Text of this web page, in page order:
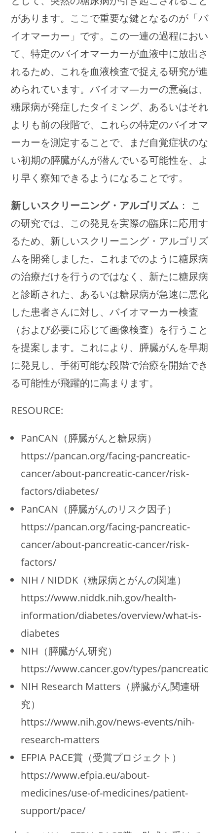
があります。ここで重要な鍵となるのが「バ
イオマーカー」です。この一連の過程におい
て、特定のバイオマーカーが血液中に放出さ
れるため、これを血液検査で捉える研究が進
められています。バイオマ―カーの意義は、
糖尿病が発症したタイミング、あるいはそれ
よりも前の段階で、これらの特定のバイオマ
ーカーを測定することで、まだ自覚症状のな
い初期の膵臓がんが潜んでいる可能性を、よ
り早く察知できるようになることです。
新しいスクリーニング・アルゴリズム ： こ
の研究では、この発見を実際の臨床に応用す
るため、新しいスクリーニング・アルゴリズ
ムを開発しました。これまでのように糖尿病
の治療だけを行うのではなく、新たに糖尿病
と診断された、あるいは糖尿病が急速に悪化
した患者さんに対し、バイオマーカー検査
（および必要に応じて画像検査）を行うこと
を提案します。これにより、膵臓がんを早期
に発見し、手術可能な段階で治療を開始でき
る可能性が飛躍的に高まります。
RESOURCE:
PanCAN（膵臓がんと糖尿病）
https://pancan.org/facing-pancreatic-
cancer/about-pancreatic-cancer/risk-
factors/diabetes/
PanCAN（膵臓がんのリスク因子）
https://pancan.org/facing-pancreatic-
cancer/about-pancreatic-cancer/risk-
factors/
NIH / NIDDK（糖尿病とがんの関連）
https://www.niddk.nih.gov/health-
information/diabetes/overview/what-is-
diabetes
NIH（膵臓がん研究）
https://www.cancer.gov/types/pancreatic
NIH Research Matters（膵臓がん関連研
究）
https://www.nih.gov/news-events/nih-
research-matters
EFPIA PACE賞（受賞プロジェクト）
https://www.efpia.eu/about-
medicines/use-of-medicines/patient-
support/pace/